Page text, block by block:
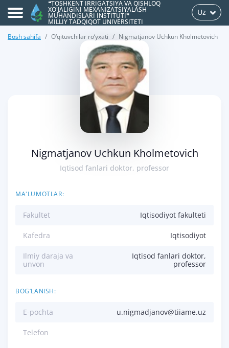
❝TOSHKENT IRRIGATSIYA VA QISHLOQ
XO'JALIGINI MEXANIZATSIYALASH
MUHANDISLARI INSTITUTI❞
MILLIY TADQIQOT UNIVERSITETI
Uz
Bosh sahifa O‘qituvchilar ro‘yxati Nigmatjanov Uchkun Kholmetovich
Nigmatjanov Uchkun Kholmetovich
Iqtisod fanlari doktor, professor
MA'LUMOTLAR:
Fakultet Iqtisodiyot fakulteti
Kafedra Iqtisodiyot
Ilmiy daraja va
unvon
Iqtisod fanlari doktor,
professor
BOG‘LANISH:
E-pochta u.nigmadjanov@tiiame.uz
Telefon